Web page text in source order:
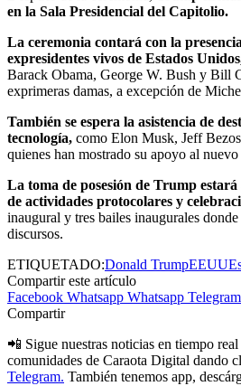
en la Sala Presidencial del Capitolio.
La ceremonia contará con la
expresidentes vivos de Estados
Barack Obama, George W. Bush y Bill
exprimeras damas, a excepción de
También se espera la asistencia de
tecnología, como Elon Musk, Jeff
quienes han mostrado su apoyo al nuevo
La toma de posesión de Trump
de actividades protocolares y
inaugural y tres bailes inaugurales
discursos.
ETIQUETADO:Donald TrumpEEUU
Compartir este artículo
Facebook Whatsapp Whatsapp Telegram
Compartir
📲 Sigue nuestras noticias en tiempo
comunidades de Caraota Digital dando
Telegram. También tenemos app,